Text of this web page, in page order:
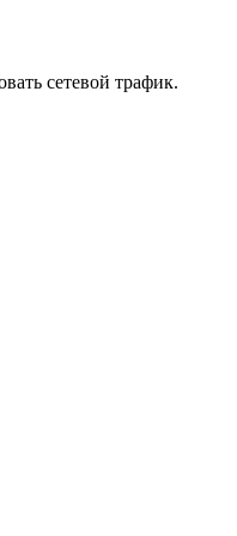
сетевой трафик.